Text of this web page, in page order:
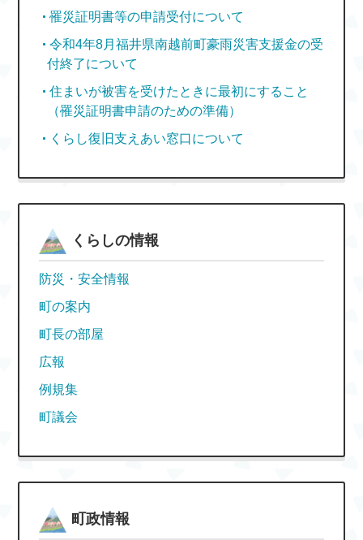
罹災証明書等の申請受付について
令和4年8月福井県南越前町豪雨災害支援金の受
付終了について
住まいが被害を受けたときに最初にすること
（罹災証明書申請のための準備）
くらし復旧支えあい窓口について
くらしの情報
防災・安全情報
町の案内
町長の部屋
広報
例規集
町議会
町政情報